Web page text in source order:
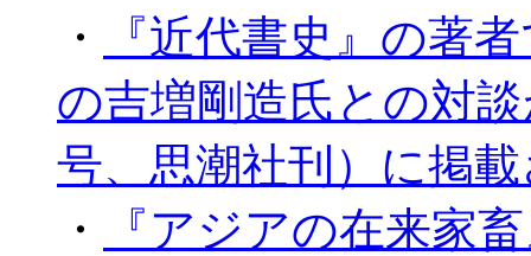
・
『近代書史』の著
の吉増剛造氏との対
号、思潮社刊）に掲
・
『アジアの在来家